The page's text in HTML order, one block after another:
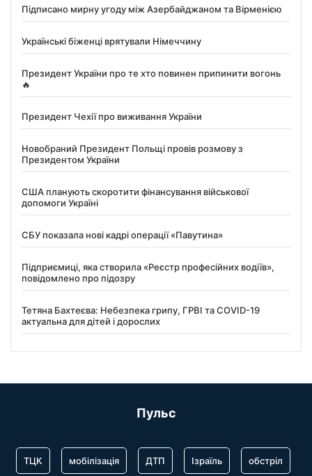
Підписано мирну угоду між Азербайджаном та Вірменією
Українські біженці врятували Німеччину
Президент України про те хто повинен припинити вогонь
🔥
Президент Чехії про виживання України
Новобраний Президент Польщі провів розмову з
Президентом України
США планують скоротити фінансування військової
допомоги Україні
СБУ показала нові кадрі операції «Павутина»
Підприємиці, яка створила «Реєстр професійних водіїв»,
повідомлено про підозру
Тетяна Бахтеєва: Небезпека грипу, ГРВІ та COVID-19
актуальна для дітей і дорослих
Пульс
ТЦК мобілізація ДТП Ізраїль обстріл